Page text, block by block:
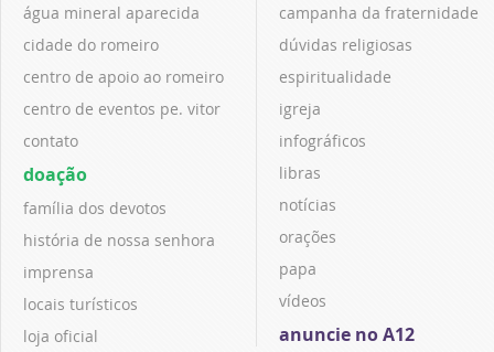
água mineral aparecida
cidade do romeiro
centro de apoio ao romeiro
centro de eventos pe. vitor
contato
doação
família dos devotos
história de nossa senhora
imprensa
locais turísticos
loja oficial
campanha da fraternidade
dúvidas religiosas
espiritualidade
igreja
infográficos
libras
notícias
orações
papa
vídeos
anuncie no A12